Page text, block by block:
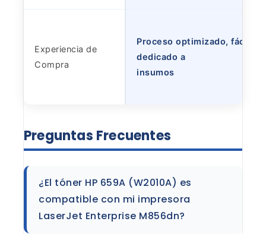
Experiencia de
Compra
Proceso optimizado, fácil y
dedicado a
insumos
Preguntas Frecuentes
¿El tóner HP 659A (W2010A) es
compatible con mi impresora
LaserJet Enterprise M856dn?